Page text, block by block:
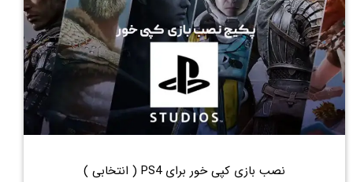
نصب بازی کپی خور برای PS4 ( انتخابی )